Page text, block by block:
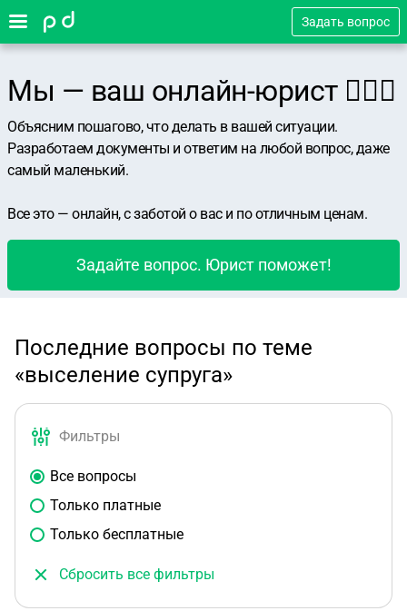
Задать вопрос
Мы — ваш онлайн-юрист 👨🏻‍⚖️
Объясним пошагово, что делать в вашей ситуации.
Разработаем документы и ответим на любой вопрос, даже
самый маленький.
Все это — онлайн, с заботой о вас и по отличным ценам.
Задайте вопрос. Юрист поможет!
Последние вопросы по теме
«выселение супруга»
Фильтры
Все вопросы
Только платные
Только бесплатные
Сбросить все фильтры